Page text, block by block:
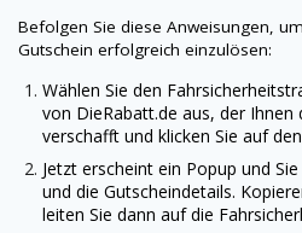
Befolgen Sie diese Anweisungen,
Gutschein erfolgreich einzulösen:
Wählen Sie den
von DieRabatt.de aus, der Ihnen
verschafft und klicken Sie auf
Jetzt erscheint ein Popup und
und die Gutscheindetails.
leiten Sie dann auf die